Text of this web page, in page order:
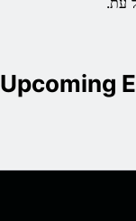
Upcoming